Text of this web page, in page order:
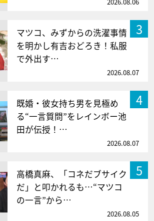
3
マツコ、みずからの洗濯事情
を明かし有吉おどろき！私服
で外出す…
2026.08.07
4
既婚・彼女持ち男を見極め
る“一言質問”をレインボー池
田が伝授！…
2026.08.07
5
高橋真麻、「コネだブサイク
だ」と叩かれるも…“マツコ
の一言”から…
2026.08.05